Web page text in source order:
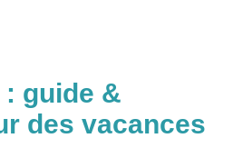
guide &
des vacances